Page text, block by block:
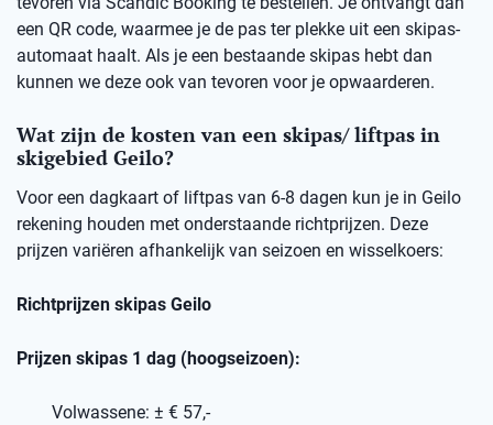
een QR code, waarmee je de pas ter plekke uit een skipas-
automaat haalt. Als je een bestaande skipas hebt dan
kunnen we deze ook van tevoren voor je opwaarderen.
Wat zijn de kosten van een skipas/ liftpas in
skigebied Geilo?
Voor een dagkaart of liftpas van 6-8 dagen kun je in Geilo
rekening houden met onderstaande richtprijzen. Deze
prijzen variëren afhankelijk van seizoen en wisselkoers:
Richtprijzen skipas Geilo
Prijzen skipas 1 dag (hoogseizoen):
Volwassene: ± € 57,-